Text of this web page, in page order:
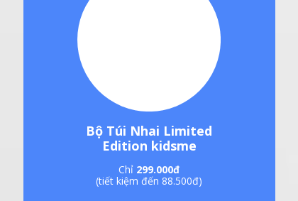
Bộ Túi Nhai Limited
Edition kidsme
Chỉ 299.000đ
(tiết kiệm đến 88.500đ)